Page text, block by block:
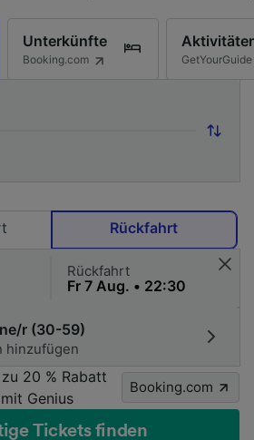
Unterkünfte
Booking.com GetYourGuide
Rückfahrt
Rückfahrt
r (30-59)
hinzufügen
20 % Rabatt
Genius
Booking.com
Tickets finden